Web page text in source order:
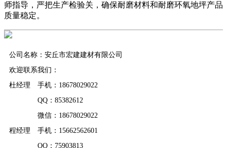
师指导，严把生产检验关，确保耐磨材料和耐磨环氧地坪产品
质量稳定。
公司名称：安丘市宏建建材有限公司
欢迎联系我们：
杜经理 手机：18678029022
QQ：85382612
微信：18678029022
程经理 手机：15662562601
QQ：75903813